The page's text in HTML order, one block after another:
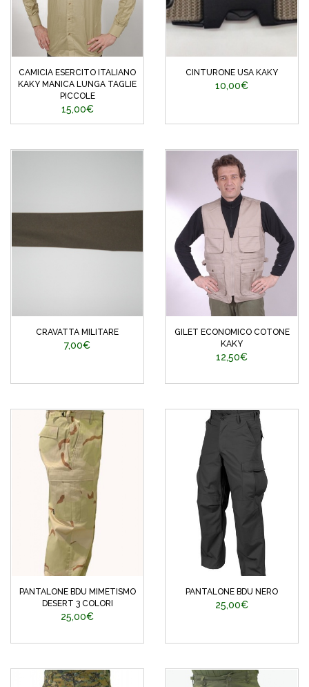
CAMICIA ESERCITO ITALIANO
KAKY MANICA LUNGA TAGLIE
PICCOLE
15,00€
CINTURONE USA KAKY
10,00€
CRAVATTA MILITARE
7,00€
GILET ECONOMICO COTONE
KAKY
12,50€
PANTALONE BDU MIMETISMO
DESERT 3 COLORI
25,00€
PANTALONE BDU NERO
25,00€